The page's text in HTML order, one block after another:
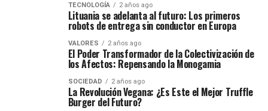
TECNOLOGÍA 2 años ago
Lituania se adelanta al futuro: Los primeros
robots de entrega sin conductor en Europa
VALORES 2 años ago
El Poder Transformador de la Colectivización de
los Afectos: Repensando la Monogamia
SOCIEDAD 2 años ago
La Revolución Vegana: ¿Es Este el Mejor Truffle
Burger del Futuro?